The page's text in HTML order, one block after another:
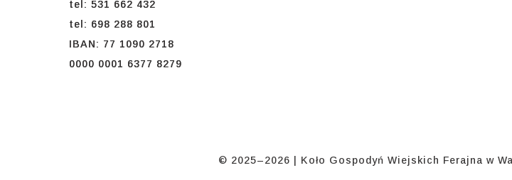
tel: 531 662 432
tel: 698 288 801
IBAN: 77 1090 2718
0000 0001 6377 8279
© 2025–2026 | Koło Gospodyń Wiejskich Ferajna w